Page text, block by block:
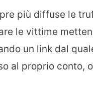
più diffuse le
le vittime
un link dal
al proprio conto,